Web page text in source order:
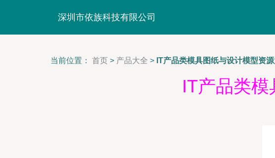
深圳市依族科技有限公司
当前位置： 首页 > 产品大全 > IT产品类模具图纸与设计模型资
IT产品类